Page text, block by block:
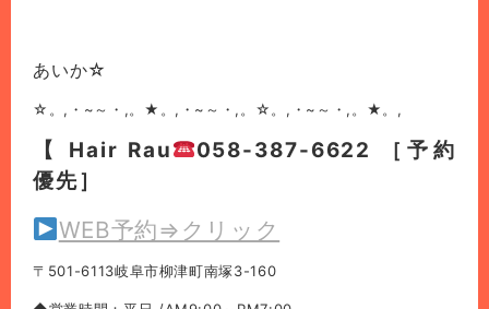
あいか☆
☆。,・~～・,。★。,・~～・,。☆。,・~～・,。★。,
【 Hair Rau
058-387-6622 ［予約
優先］
WEB予約⇒クリック
〒501-6113岐阜市柳津町南塚3-160